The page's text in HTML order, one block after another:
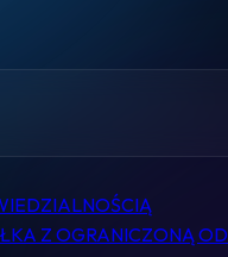
Z OGRANICZONĄ